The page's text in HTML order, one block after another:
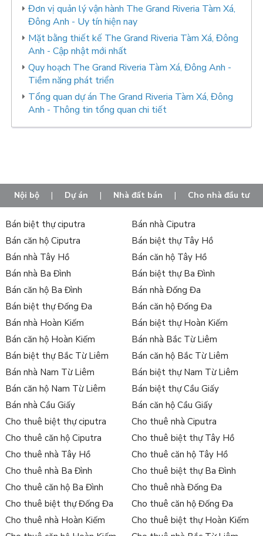
Đơn vị quản lý vận hành The Grand Riveria Tàm Xá,
Đông Anh - Uy tín hiện nay
Mặt bằng thiết kế The Grand Riveria Tàm Xá, Đông
Anh - Cập nhật mới nhất
Quy hoạch The Grand Riveria Tàm Xá, Đông Anh -
Tiềm năng phát triển
Tổng quan dự án The Grand Riveria Tàm Xá, Đông
Anh - Thông tin tổng quan chi tiết
Nội bộ | Dự án | Nhà đất bán | Cho nhà đầu tư
Bán biệt thự ciputra
Bán nhà Ciputra
Bán căn hộ Ciputra
Bán biệt thự Tây Hồ
Bán nhà Tây Hồ
Bán căn hộ Tây Hồ
Bán nhà Ba Đình
Bán biệt thự Ba Đình
Bán căn hộ Ba Đình
Bán nhà Đống Đa
Bán biệt thự Đống Đa
Bán căn hộ Đống Đa
Bán nhà Hoàn Kiếm
Bán biệt thự Hoàn Kiếm
Bán căn hộ Hoàn Kiếm
Bán nhà Bắc Từ Liêm
Bán biệt thự Bắc Từ Liêm
Bán căn hộ Bắc Từ Liêm
Bán nhà Nam Từ Liêm
Bán biệt thự Nam Từ Liêm
Bán căn hộ Nam Từ Liêm
Bán biệt thự Cầu Giấy
Bán nhà Cầu Giấy
Bán căn hộ Cầu Giấy
Cho thuê biệt thự ciputra
Cho thuê nhà Ciputra
Cho thuê căn hộ Ciputra
Cho thuê biệt thự Tây Hồ
Cho thuê nhà Tây Hồ
Cho thuê căn hộ Tây Hồ
Cho thuê nhà Ba Đình
Cho thuê biệt thự Ba Đình
Cho thuê căn hộ Ba Đình
Cho thuê nhà Đống Đa
Cho thuê biệt thự Đống Đa
Cho thuê căn hộ Đống Đa
Cho thuê nhà Hoàn Kiếm
Cho thuê biệt thự Hoàn Kiếm